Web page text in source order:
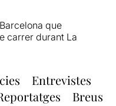
que
carrer durant La
Entrevistes
Breus